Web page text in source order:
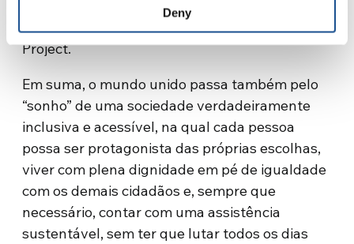
Deny
ações planejadas em conjunto, também por
meio do “Pathway 2021-22” do United World
Project.
Em suma, o mundo unido passa também pelo
“sonho” de uma sociedade verdadeiramente
inclusiva e acessível, na qual cada pessoa
possa ser protagonista das próprias escolhas,
viver com plena dignidade em pé de igualdade
com os demais cidadãos e, sempre que
necessário, contar com uma assistência
sustentável, sem ter que lutar todos os dias